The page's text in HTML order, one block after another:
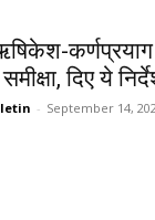
दिए ये
- September 14,